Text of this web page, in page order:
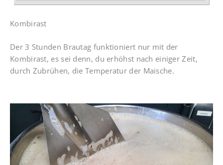
Kombirast
Der 3 Stunden Brautag funktioniert nur mit der
Kombirast, es sei denn, du erhöhst nach einiger Zeit,
durch Zubrühen, die Temperatur der Maische.